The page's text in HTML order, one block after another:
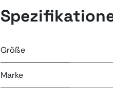
Größe
Marke